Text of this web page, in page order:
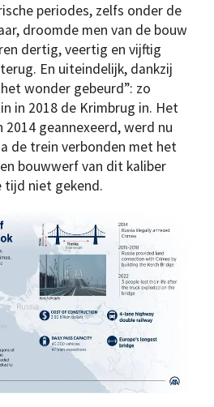
periodes, zelfs onder de
droomde men van de bouw
dertig, veertig en vijftig
En uiteindelijk, dankzij
wonder gebeurd”: zo
in 2018 de Krimbrug in. Het
geannexeerd, werd nu
de trein verbonden met het
bouwwerf van dit kaliber
tijd niet gekend.